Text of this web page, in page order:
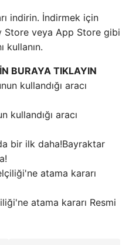
indirin. İndirmek için
Store veya App Store gibi
kullanın.
BURAYA TIKLAYIN
kullandığı aracı
Bayraktar
atama kararı Resmi